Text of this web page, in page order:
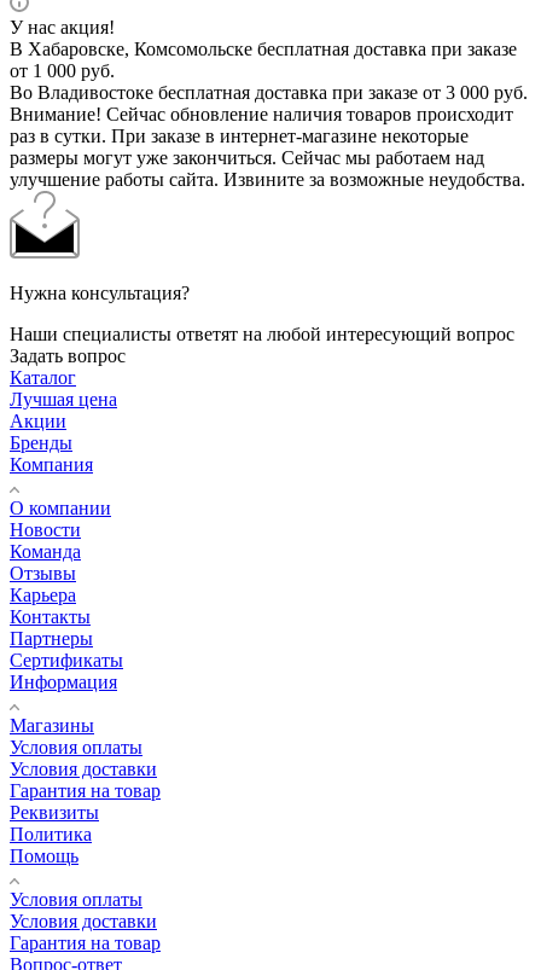
У нас акция!
В Хабаровске, Комсомольске бесплатная доставка при заказе
от 1 000 руб.
Во Владивостоке бесплатная доставка при заказе от 3 000 руб.
Внимание! Сейчас обновление наличия товаров происходит
раз в сутки. При заказе в интернет-магазине некоторые
размеры могут уже закончиться. Сейчас мы работаем над
улучшение работы сайта. Извините за возможные неудобства.
Нужна консультация?
Наши специалисты ответят на любой интересующий вопрос
Задать вопрос
Каталог
Лучшая цена
Акции
Бренды
Компания
О компании
Новости
Команда
Отзывы
Карьера
Контакты
Партнеры
Сертификаты
Информация
Магазины
Условия оплаты
Условия доставки
Гарантия на товар
Реквизиты
Политика
Помощь
Условия оплаты
Условия доставки
Гарантия на товар
Вопрос-ответ